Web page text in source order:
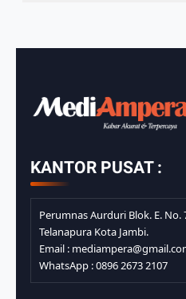
KANTOR PUSAT :
Perumnas Aurduri Blok. E. No.
Telanapura Kota Jambi.
Email :
WhatsApp : 0896 2673 2107